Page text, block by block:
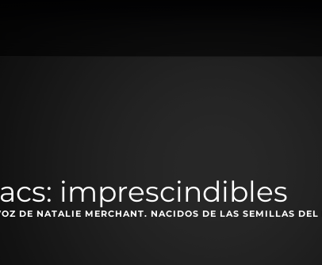
imprescindibles
DE NATALIE MERCHANT. NACIDOS DE LAS SEMILLAS